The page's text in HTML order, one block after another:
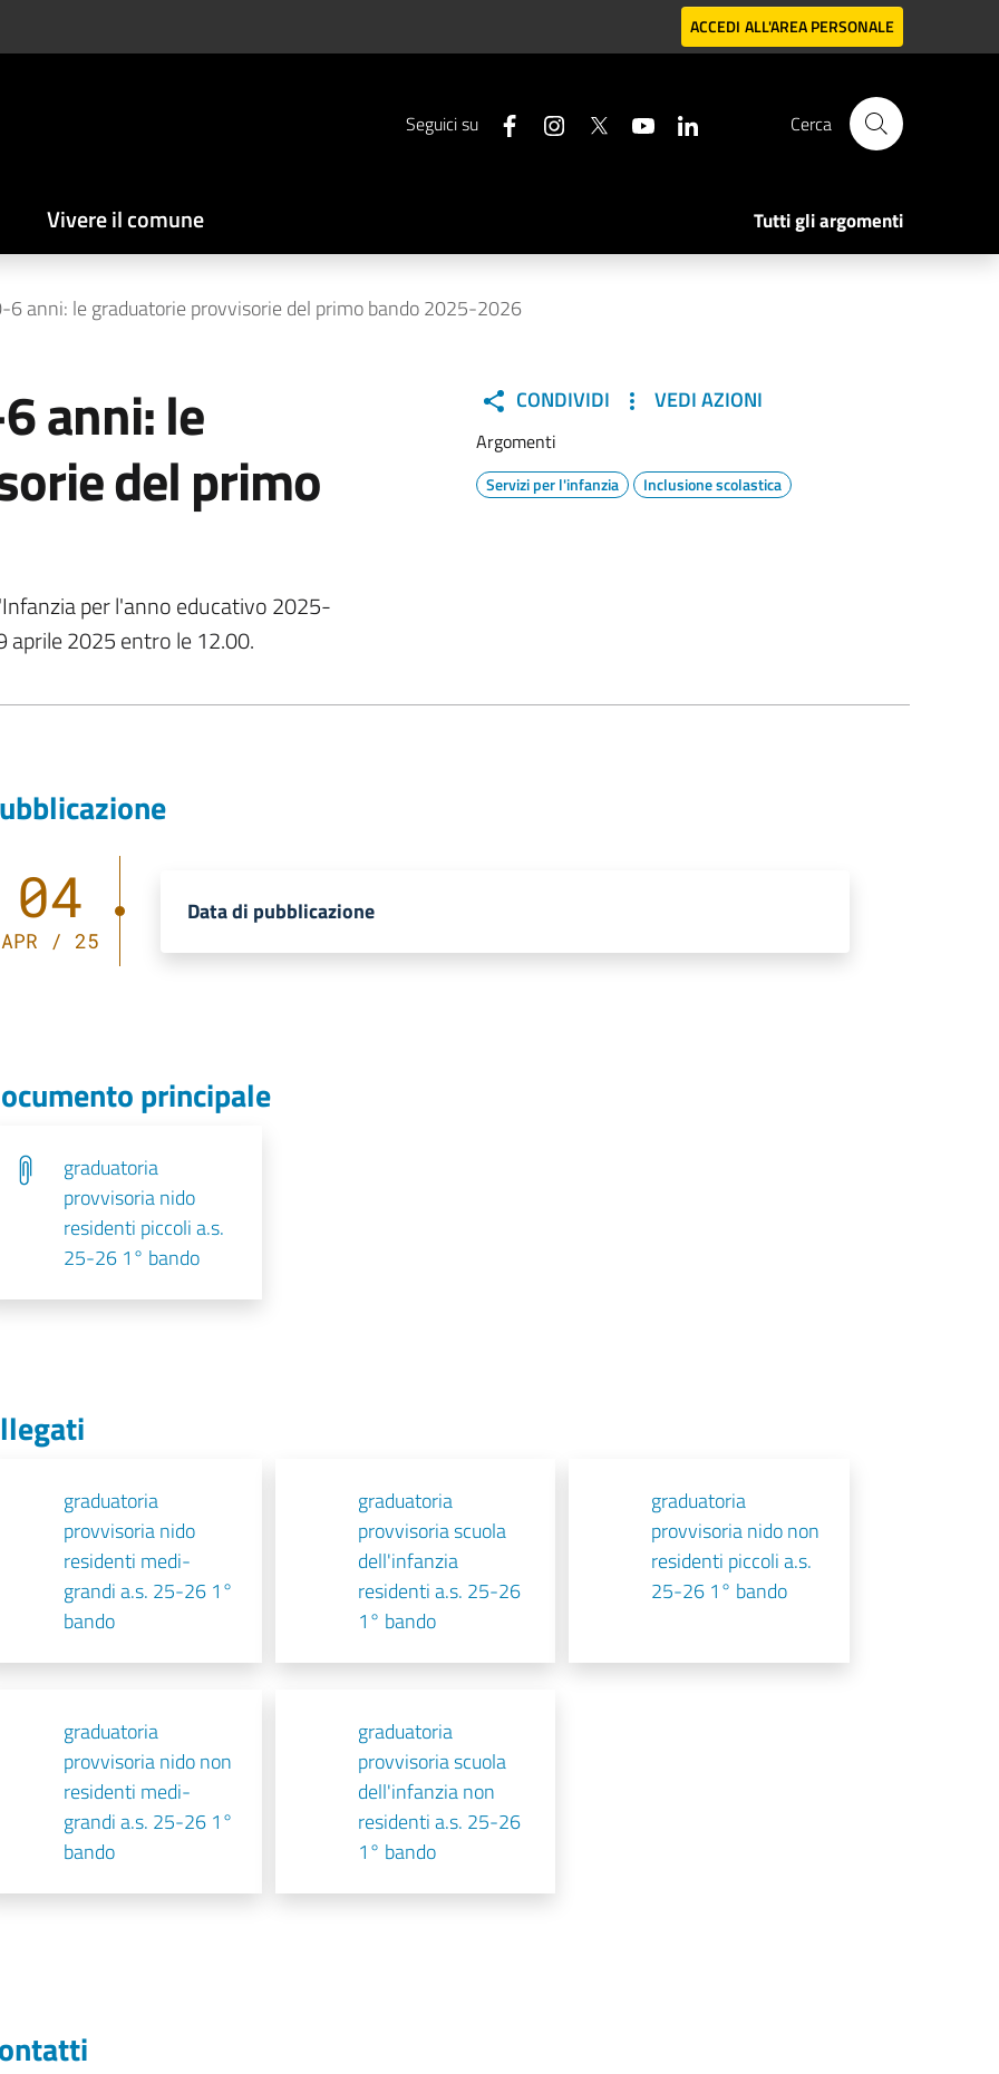
ACCEDI ALL'AREA PERSONALE
Seguici su Cerca
Vivere il comune Tutti gli argomenti
6 anni: le graduatorie provvisorie del primo bando 2025-2026
anni: le
del primo
per l'anno educativo 2025-
aprile 2025 entro le 12.00.
CONDIVIDI VEDI AZIONI
Argomenti
Servizi per l'infanzia Inclusione scolastica
04
APR / 25
Data di pubblicazione
principale
graduatoria
provvisoria nido
residenti piccoli a.s.
25-26 1° bando
graduatoria
provvisoria nido
residenti medi-
grandi a.s. 25-26 1°
bando
graduatoria
provvisoria scuola
dell'infanzia
residenti a.s. 25-26
1° bando
graduatoria
provvisoria nido non
residenti piccoli a.s.
25-26 1° bando
graduatoria
provvisoria nido non
residenti medi-
grandi a.s. 25-26 1°
bando
graduatoria
provvisoria scuola
dell'infanzia non
residenti a.s. 25-26
1° bando